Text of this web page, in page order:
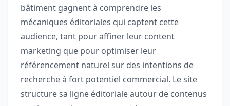
bâtiment gagnent à comprendre les
mécaniques éditoriales qui captent cette
audience, tant pour affiner leur content
marketing que pour optimiser leur
référencement naturel sur des intentions de
recherche à fort potentiel commercial. Le site
structure sa ligne éditoriale autour de contenus